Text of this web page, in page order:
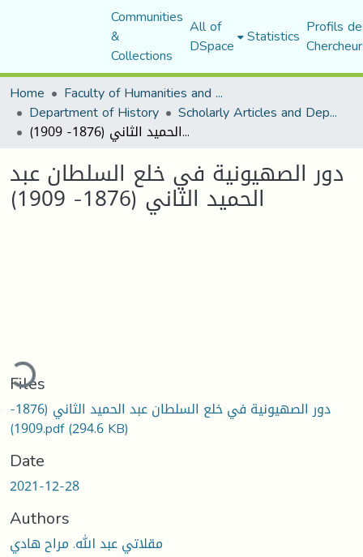
Communities
&
Collections
All of
DSpace Statistics Profils
Home
Faculty of Humanities and Social Sciences
Department of History Scholarly Articles and Department Publications
دور الصهيونية في خلع السلطان عبد الحميد الثاني (1876- 1909)
دور الصهيونية في خلع السلطان عبد
الحميد الثاني (1876- 1909)
Loading...
Files
دور الصهيونية في خلع السلطان عبد الحميد الثاني (1876-
1909).pdf(294.6 KB)
Date
2021-12-28
Authors
مقلاتي عبد الله. مراح هادي